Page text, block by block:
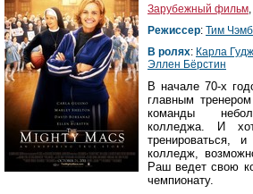
Зарубежный фильм
Режиссер: Тим
В ролях: Карла
Эллен Бёрстин
В начале 70-х
главным
команды
колледжа. И
колледж,
Раш ведет свою
чемпионату.